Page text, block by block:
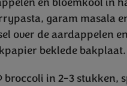
garam masala
over de aardappelen
beklede
broccoli in 2-3 stukken,